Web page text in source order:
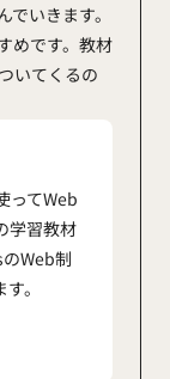
いきます。
めです。教材
いてくるの
ってWeb
学習教材
Web制
。